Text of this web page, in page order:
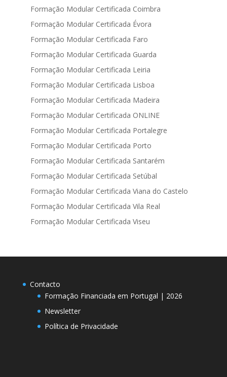
Formação Modular Certificada Coimbra
Formação Modular Certificada Évora
Formação Modular Certificada Faro
Formação Modular Certificada Guarda
Formação Modular Certificada Leiria
Formação Modular Certificada Lisboa
Formação Modular Certificada Madeira
Formação Modular Certificada ONLINE
Formação Modular Certificada Portalegre
Formação Modular Certificada Porto
Formação Modular Certificada Santarém
Formação Modular Certificada Setúbal
Formação Modular Certificada Viana do Castelo
Formação Modular Certificada Vila Real
Formação Modular Certificada Viseu
Contacto
Formação Financiada em Portugal | 2026
Newsletter
Política de Privacidade